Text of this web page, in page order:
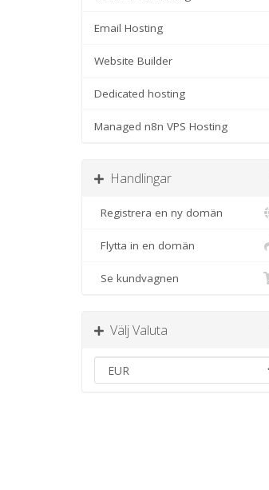
Email Hosting
Website Builder
Dedicated hosting
Managed n8n VPS Hosting
Handlingar
Registrera en ny domän
Flytta in en domän
Se kundvagnen
Välj Valuta